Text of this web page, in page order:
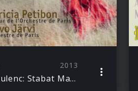
2013
Poulenc: Stabat Mater, Gloria, Litanies a la Vierge noire